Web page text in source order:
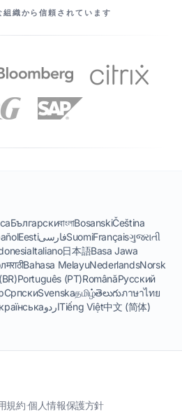
織から信頼されています
БългарскиবাংলাBosanskiČeština
EestiفارسیSuomiFrançaisગુજરાતી
Italiano日本語Basa Jawa
मराठीBahasa MelayuNederlandsNorsk
Português (PT)RomânăРусский
СрпскиSvenskaதமிழ்తెలుగుภาษาไทย
اردوTiếng Việt中文 (简体)
規約·個人情報保護方針